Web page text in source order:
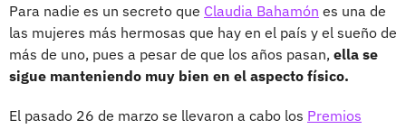
Para nadie es un secreto que Claudia Bahamón es una de
las mujeres más hermosas que hay en el país y el sueño de
más de uno, pues a pesar de que los años pasan, ella se
sigue manteniendo muy bien en el aspecto físico.
El pasado 26 de marzo se llevaron a cabo los Premios